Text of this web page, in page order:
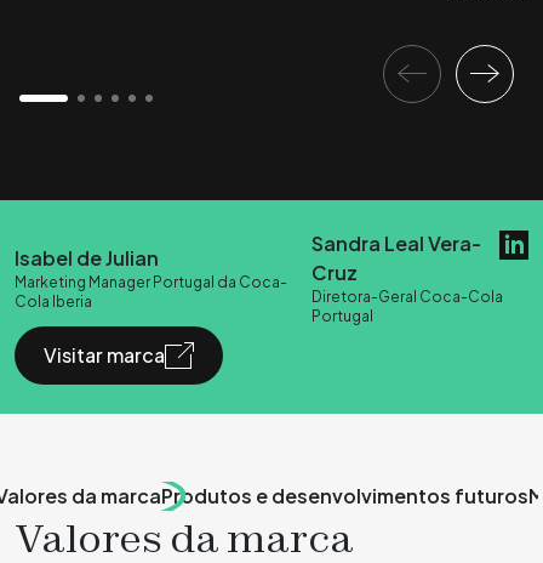
Isabel de Julian
Marketing Manager Portugal da Coca-
Cola Iberia
Sandra Leal Vera-
Cruz
Diretora-Geral Coca-Cola
Portugal
Visitar marca
da marcaProdutos e desenvolvimentos futuros
Valores da marca